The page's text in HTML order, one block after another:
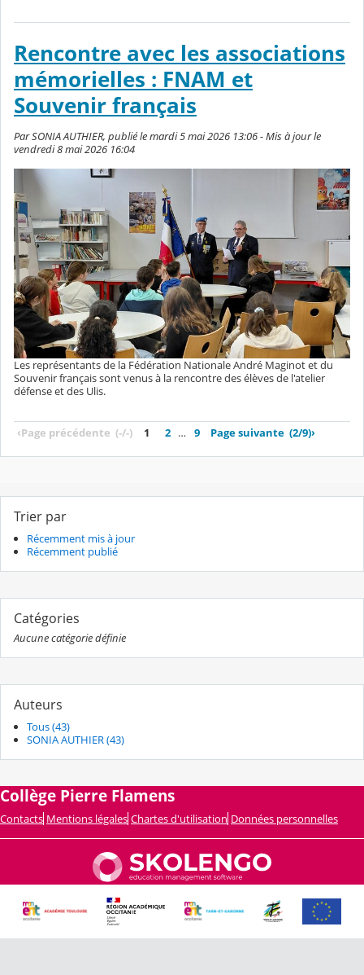
Rencontre avec les associations
mémorielles : FNAM et
Souvenir français
Par SONIA AUTHIER, publié le mardi 5 mai 2026 13:06 - Mis à jour le
vendredi 8 mai 2026 16:04
Les représentants de la Fédération Nationale André Maginot et du
Souvenir français sont venus à la rencontre des élèves de l'atelier
défense et des Ulis.
‹Page précédente (-/-) 1 2 … 9 Page suivante (2/9)›
Trier par
Récemment mis à jour
Récemment publié
Catégories
Aucune catégorie définie
Auteurs
Tous (43)
SONIA AUTHIER (43)
Collège Pierre Flamens
Contacts Mentions légales Chartes d'utilisation Données personnelles